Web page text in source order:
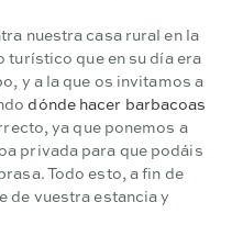
nuestra casa rural en la
turístico que en su día era
y a la que os invitamos a
dónde hacer barbacoas
ya que ponemos a
privada para que podáis
Todo esto, a fin de
de vuestra estancia y